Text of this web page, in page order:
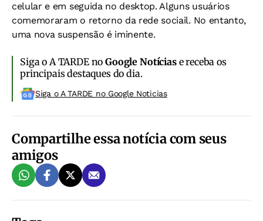
celular e em seguida no desktop. Alguns usuários
comemoraram o retorno da rede sociail. No entanto,
uma nova suspensão é iminente.
Siga o A TARDE noGoogle Notíciase receba os
principais destaques do dia.
Siga o A TARDE no Google Noticias
Compartilhe essa notícia com seus
amigos